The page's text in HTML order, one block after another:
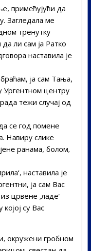
примећујући да
Загледала ме
тренутку
ли сам ја Ратко
наставила је
ја сам Тања,
Ургентном центру
тежи случај од
се год помене
Навиру слике
ранама, болом,
наставила је
ја сам Вас
црвене ,ладе‘
су Вас
окружени гробном